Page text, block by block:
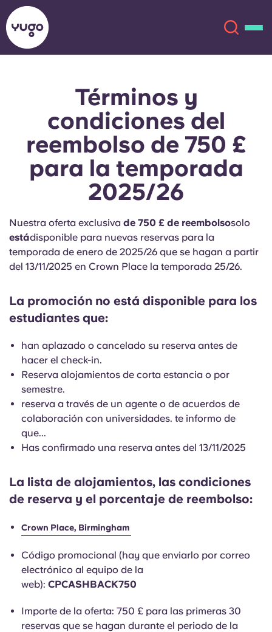
Ubicaciones
Más
Cuenta Idioma
Chinese
Español
Català
Deutsch
Italian
Portuguese
Elige una ciudad
Iniciar sesión
English (GB)
English (US)
Chinese
Català Deutsch
Italian French
Términos y
condiciones del
reembolso de 750 £
para la temporada
2025/26
Nuestra oferta exclusiva de 750 £ de reembolsosolo
estádisponible para nuevas reservas para la
temporada de enero de 2025/26 que se hagan a partir
del 13/11/2025 en Crown Place la temporada 25/26.
La promoción no está disponible para los
estudiantes que:
han aplazado o cancelado su reserva antes de
hacer el check-in.
Reserva alojamientos de corta estancia o por
semestre.
reserva a través de un agente o de acuerdos de
colaboración con universidades. te informo de
que...
Has confirmado una reserva antes del 13/11/2025
La lista de alojamientos, las condiciones
de reserva y el porcentaje de reembolso:
Crown Place, Birmingham
Código promocional (hay que enviarlo por correo
electrónico al equipo de la
web): CPCASHBACK750
Importe de la oferta: 750 £ para las primeras 30
reservas que se hagan durante el periodo de la